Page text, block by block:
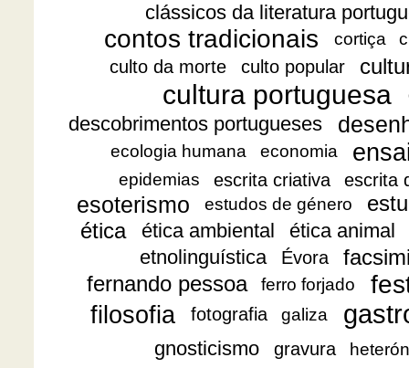
clássicos da literatura
contos tradicionais cortiça
culto da morte culto popular
cultura portuguesa
descobrimentos portugueses
ecologia humana economia
epidemias escrita criativa escrita
esoterismo estudos de género
ética
ética ambiental
ética animal
etnolinguística
Évora
fernando pessoa
ferro forjado
filosofia
fotografia galiza
gnosticismo gravura